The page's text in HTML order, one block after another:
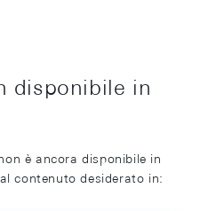
disponibile in
è ancora disponibile in
contenuto desiderato in: